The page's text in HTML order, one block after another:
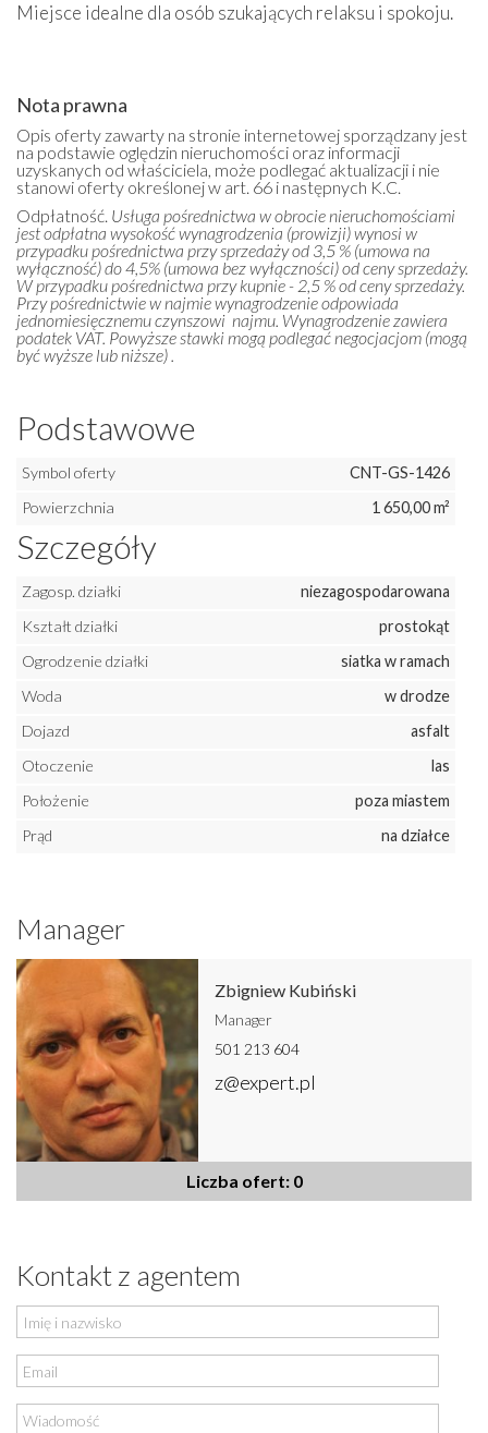
Miejsce idealne dla osób szukających relaksu i spokoju.
Nota prawna
Opis oferty zawarty na stronie internetowej sporządzany jest
na podstawie oględzin nieruchomości oraz informacji
uzyskanych od właściciela, może podlegać aktualizacji i nie
stanowi oferty określonej w art. 66 i następnych K.C.
Odpłatność. Usługa pośrednictwa w obrocie nieruchomościami
jest odpłatna wysokość wynagrodzenia (prowizji) wynosi w
przypadku pośrednictwa przy sprzedaży od 3,5 % (umowa na
wyłączność) do 4,5% (umowa bez wyłączności) od ceny sprzedaży.
W przypadku pośrednictwa przy kupnie - 2,5 % od ceny sprzedaży.
Przy pośrednictwie w najmie wynagrodzenie odpowiada
jednomiesięcznemu czynszowi najmu. Wynagrodzenie zawiera
podatek VAT. Powyższe stawki mogą podlegać negocjacjom (mogą
być wyższe lub niższe) .
Podstawowe
Symbol oferty
CNT-GS-1426
Powierzchnia
1 650,00 m²
Szczegóły
Zagosp. działki
niezagospodarowana
Kształt działki
prostokąt
Ogrodzenie działki
siatka w ramach
Woda
w drodze
Dojazd
asfalt
Otoczenie
las
Położenie
poza miastem
Prąd
na działce
Manager
Zbigniew Kubiński
Manager
501 213 604
z@expert.pl
Liczba ofert: 0
Kontakt z agentem